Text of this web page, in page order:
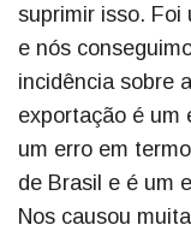
suprimir isso. Foi
e nós
incidência sobre
exportação é um
um erro em
de Brasil e é um
Nos causou